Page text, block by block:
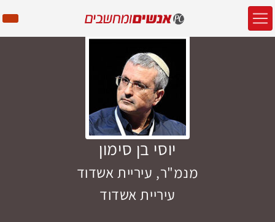
יוסי בן סימון
מנמ"ר, עיריית אשדוד
עיריית אשדוד